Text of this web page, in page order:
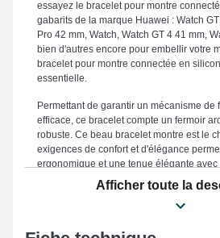
essayez le bracelet pour montre
gabarits de la marque Huawei : Watch
Pro 42 mm, Watch, Watch GT 4 41 mm,
bien d'autres encore pour embellir votre
bracelet pour montre connectée en
essentielle.
Permettant de garantir un mécanisme de
efficace, ce bracelet compte un fermoir
robuste. Ce beau bracelet montre est le
exigences de confort et d'élégance
ergonomique et une tenue élégante
Dans la mesure où il est solide, ce
smartwatch huawei caoutchouc constitue
optimale dans le but d'en remplacer un
Afficher toute la